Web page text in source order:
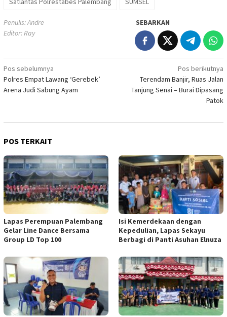
Penulis: Andre
Editor: Ray
SEBARKAN
Navigasi
pos
Pos sebelumnya
Polres Empat Lawang ‘Gerebek’
Arena Judi Sabung Ayam
Pos berikutnya
Terendam Banjir, Ruas Jalan
Tanjung Senai – Burai Dipasang
Patok
POS TERKAIT
Lapas Perempuan Palembang
Gelar Line Dance Bersama
Group LD Top 100
Isi Kemerdekaan dengan
Kepedulian, Lapas Sekayu
Berbagi di Panti Asuhan Elnuza